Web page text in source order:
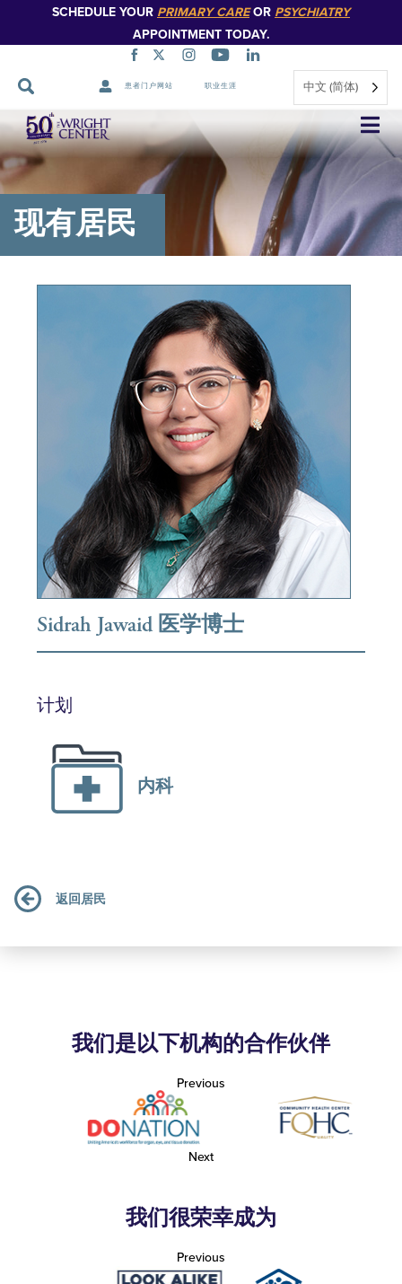
SCHEDULE YOUR PRIMARY CAREOR PSYCHIATRY
APPOINTMENT TODAY.
患者门户网站 职业生涯 中文 (简体)
跳
过
导
航
现有居民
Sidrah Jawaid 医学博士
计划
内科
返回居民
我们是以下机构的合作伙伴
Previous
Next
我们很荣幸成为
Previous